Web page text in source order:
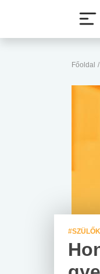
Főoldal /